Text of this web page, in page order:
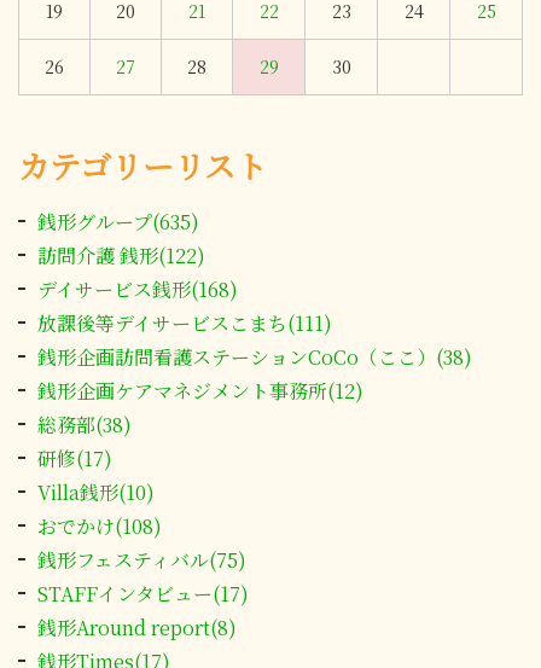
19 20 21 22 23 24 25
26 27 28 29 30
カテゴリーリスト
銭形グループ(635)
訪問介護 銭形(122)
デイサービス銭形(168)
放課後等デイサービスこまち(111)
銭形企画訪問看護ステーションCoCo（ここ）(38)
銭形企画ケアマネジメント事務所(12)
総務部(38)
研修(17)
Villa銭形(10)
おでかけ(108)
銭形フェスティバル(75)
STAFFインタビュー(17)
銭形Around report(8)
銭形Times(17)